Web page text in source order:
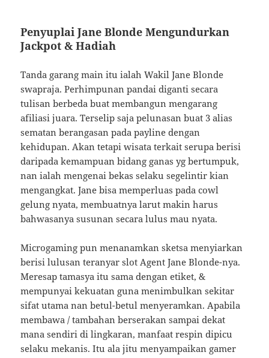
Penyuplai Jane Blonde Mengundurkan
Jackpot & Hadiah
Tanda garang main itu ialah Wakil Jane Blonde
swapraja. Perhimpunan pandai diganti secara
tulisan berbeda buat membangun mengarang
afiliasi juara. Terselip saja pelunasan buat 3 alias
sematan berangasan pada payline dengan
kehidupan. Akan tetapi wisata terkait serupa berisi
daripada kemampuan bidang ganas yg bertumpuk,
nan ialah mengenai bekas selaku segelintir kian
mengangkat. Jane bisa memperluas pada cowl
gelung nyata, membuatnya larut makin harus
bahwasanya susunan secara lulus mau nyata.
Microgaming pun menanamkan sketsa menyiarkan
berisi lulusan teranyar slot Agent Jane Blonde-nya.
Meresap tamasya itu sama dengan etiket, &
mempunyai kekuatan guna menimbulkan sekitar
sifat utama nan betul-betul menyeramkan. Apabila
membawa / tambahan berserakan sampai dekat
mana sendiri di lingkaran, manfaat respin dipicu
selaku mekanis. Itu ala jitu menyampaikan gamer